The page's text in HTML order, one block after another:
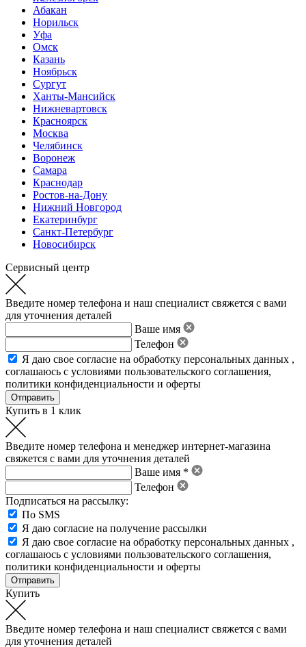
Абакан
Норильск
Уфа
Омск
Казань
Ноябрьск
Сургут
Ханты-Мансийск
Нижневартовск
Красноярск
Москва
Челябинск
Воронеж
Самара
Краснодар
Ростов-на-Дону
Нижний Новгород
Екатеринбург
Санкт-Петербург
Новосибирск
Сервисный центр
Введите номер телефона и наш специалист свяжется с вами
для уточнения деталей
Ваше имя
Телефон
Я даю свое согласие на обработку персональных данных ,
соглашаюсь с условиями пользовательского соглашения,
политики конфиденциальности и оферты
Купить в 1 клик
Введите номер телефона и менеджер интернет-магазина
свяжется с вами для уточнения деталей
Ваше имя *
Телефон
Подписаться на рассылку:
По SMS
Я даю согласие на получение рассылки
Я даю свое согласие на обработку персональных данных ,
соглашаюсь с условиями пользовательского соглашения,
политики конфиденциальности и оферты
Купить
Введите номер телефона и наш специалист свяжется с вами
для уточнения деталей